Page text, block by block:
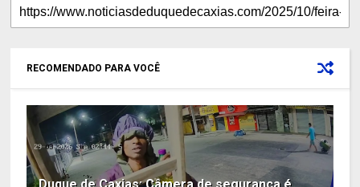
RECOMENDADO PARA VOCÊ
Duque de Caxias: Câmera de segurança é